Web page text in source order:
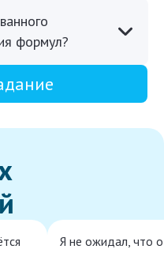
формул?
Я не ожидал, что